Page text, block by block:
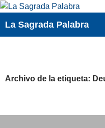
Saltar
contenido
La Sagrada Palabra
Archivo de la etiqueta: